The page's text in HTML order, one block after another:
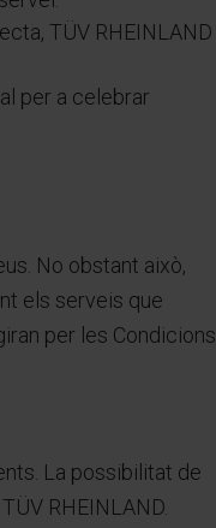
TÜV RHEINLAND
per a celebrar
No obstant això,
els serveis que
per les Condicions
La possibilitat de
RHEINLAND.